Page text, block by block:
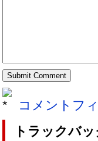
コメントフ
トラックバ